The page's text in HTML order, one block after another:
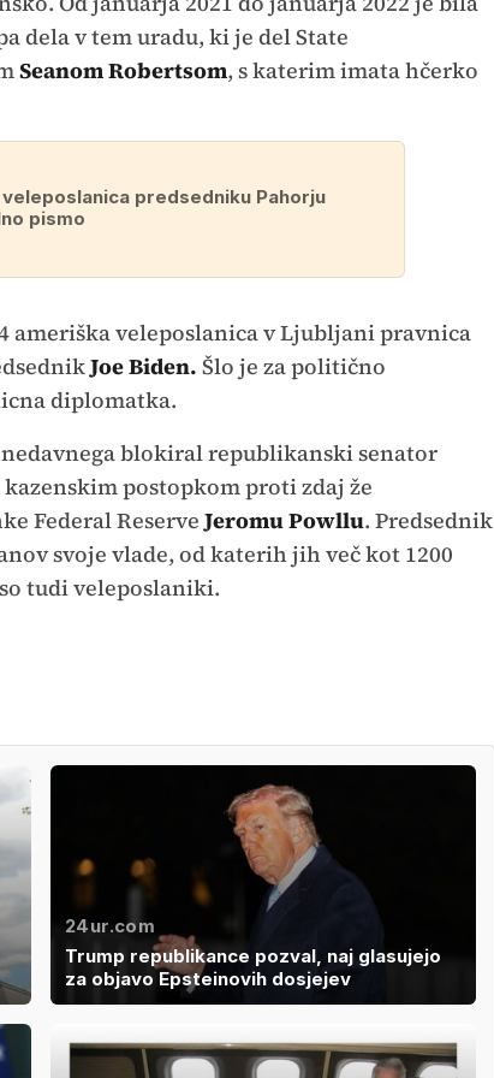
dela v tem uradu, ki je del State
Seanom Robertsom, s katerim imata hčerko
predsedniku Pahorju
pismo
ameriška veleposlanica v Ljubljani pravnica
Joe Biden. Šlo je za politično
diplomatka.
blokiral republikanski senator
postopkom proti zdaj že
Federal ReserveJeromu Powllu. Predsednik
svoje vlade, od katerih jih več kot 1200
tudi veleposlaniki.
24ur.com
Trump republikance pozval, naj glasujejo
za objavo Epsteinovih dosjejev